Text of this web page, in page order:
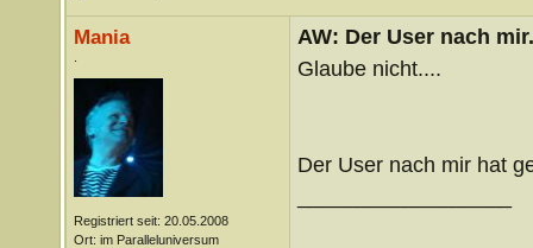
Mania
Registriert seit: 20.05.2008
Ort: im Paralleluniversum
AW: Der User nach
Glaube nicht....
Der User nach mir hat